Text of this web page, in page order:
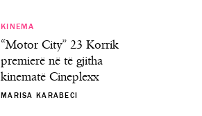
KINEMA
“Motor City” 23 Korrik
premierë në të gjitha
kinematë Cineplexx
MARISA KARABECI